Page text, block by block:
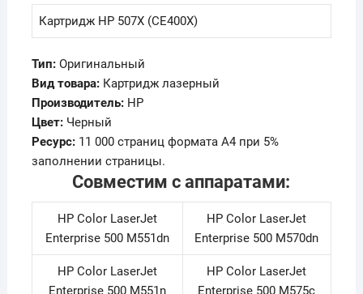
Картридж HP 507X (CE400X)
Тип: Оригинальный
Вид товара: Картридж лазерный
Производитель: HP
Цвет: Черный
Ресурс: 11 000 страниц формата А4 при 5%
заполнении страницы.
Совместим с аппаратами:
HP Color LaserJet
Enterprise 500 M551dn
HP Color LaserJet
Enterprise 500 M570dn
HP Color LaserJet
Enterprise 500 M551n
HP Color LaserJet
Enterprise 500 M575c